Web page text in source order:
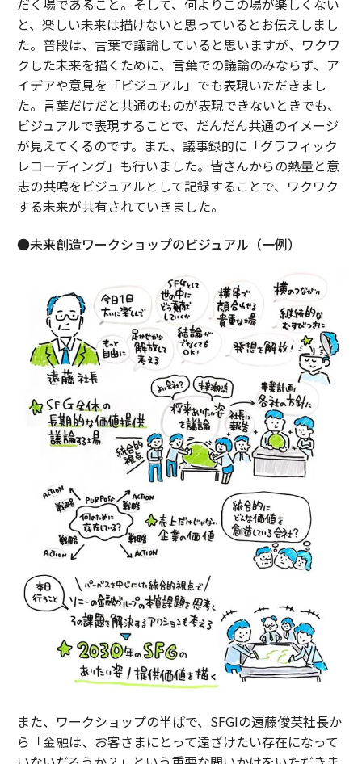
だく場であること。そして、何よりこの場が楽しくない
と、楽しい未来は描けないと思っているとお伝えしまし
た。普段は、言葉で議論していると思いますが、ワクワ
クした未来を描くために、言葉での議論のみならず、ア
イデアや意見を「ビジュアル」でも表現いただきまし
た。言葉だけだと共通のものが表現できないときでも、
ビジュアルで表現することで、だんだん共通のイメージ
が見えてくるのです。また、議事録的に「グラフィック
レコーディング」も行いました。皆さんからの熱量と意
志の共鳴をビジュアルとして記録することで、ワクワク
する未来が共有されていきました。
●未来創造ワークショップのビジュアル（一例）
また、ワークショップの半ばで、SFGIの遠藤俊英社長か
ら「金融は、お客さまにとって遠ざけたい存在になって